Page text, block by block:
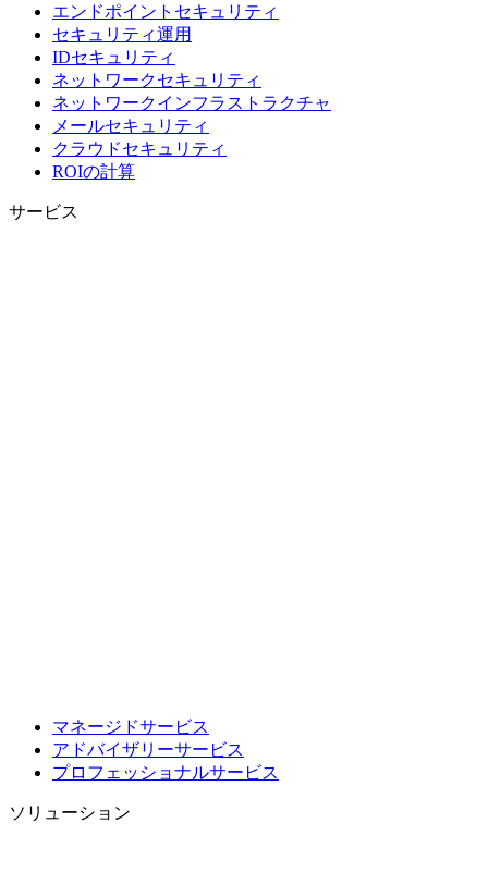
エンドポイントセキュリティ
セキュリティ運用
IDセキュリティ
ネットワークセキュリティ
ネットワークインフラストラクチャ
メールセキュリティ
クラウドセキュリティ
ROIの計算
サービス
マネージドサービス
アドバイザリーサービス
プロフェッショナルサービス
ソリューション